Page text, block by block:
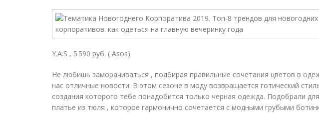
Y.A.S , 5 590 руб. ( Asos)
Не любишь заморачиваться , подбирая правильные сочетания цветов в
нас отличные новости. В этом сезоне в моду возвращается готический
создания которого тебе понадобится только черная одежда. Подобрали
платье из тюля , которое гармонично сочетается с модными грубыми